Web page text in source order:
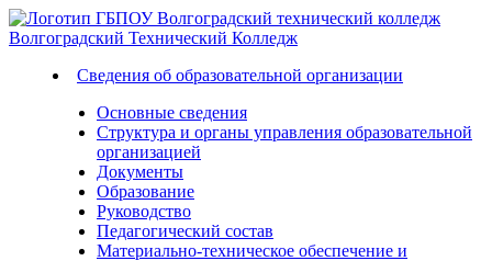
Волгоградский Технический Колледж
Сведения об образовательной организации
Основные сведения
Структура и органы управления образовательной
организацией
Документы
Образование
Руководство
Педагогический состав
Материально-техническое обеспечение и